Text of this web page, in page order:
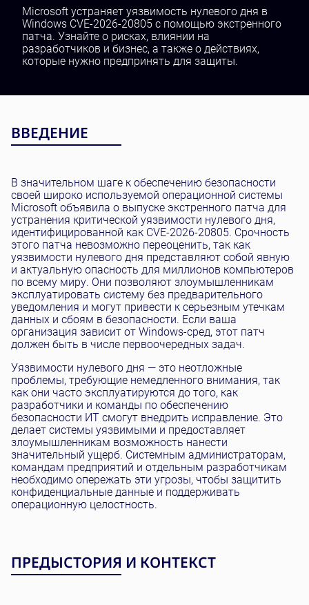
Тестирование и QA
Разработка ПО
SaaS Разработка
Microsoft устраняет уязвимость нулевого дня в
Windows CVE-2026-20805 с помощью экстренного
патча. Узнайте о рисках, влиянии на
разработчиков и бизнес, а также о действиях,
которые нужно предпринять для защиты.
ВВЕДЕНИЕ
В значительном шаге к обеспечению безопасности
своей широко используемой операционной системы
Microsoft объявила о выпуске экстренного патча для
устранения критической уязвимости нулевого дня,
идентифицированной как CVE-2026-20805. Срочность
этого патча невозможно переоценить, так как
уязвимости нулевого дня представляют собой явную
и актуальную опасность для миллионов компьютеров
по всему миру. Они позволяют злоумышленникам
эксплуатировать систему без предварительного
уведомления и могут привести к серьезным утечкам
данных и сбоям в безопасности. Если ваша
организация зависит от Windows-сред, этот патч
должен быть в числе первоочередных задач.
Уязвимости нулевого дня — это неотложные
проблемы, требующие немедленного внимания, так
как они часто эксплуатируются до того, как
разработчики и команды по обеспечению
безопасности ИТ смогут внедрить исправление. Это
делает системы уязвимыми и предоставляет
злоумышленникам возможность нанести
значительный ущерб. Системным администраторам,
командам предприятий и отдельным разработчикам
необходимо опережать эти угрозы, чтобы защитить
конфиденциальные данные и поддерживать
операционную целостность.
ПРЕДЫСТОРИЯ И КОНТЕКСТ